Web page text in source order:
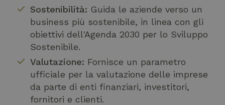
Sostenibilità: Guida le aziende verso un
business più sostenibile, in linea con gli
obiettivi dell'Agenda 2030 per lo Sviluppo
Sostenibile.
Valutazione: Fornisce un parametro
ufficiale per la valutazione delle imprese
da parte di enti finanziari, investitori,
fornitori e clienti.